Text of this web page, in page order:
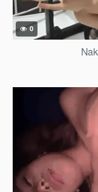
0